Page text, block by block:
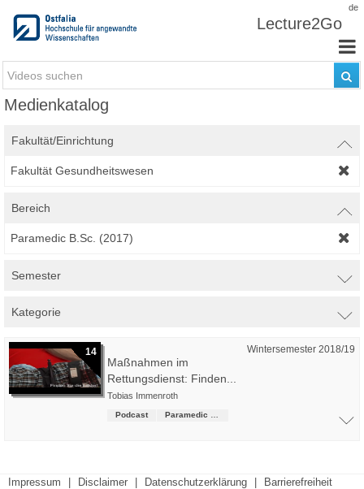
de
Lecture2Go
Medienkatalog
Fakultät/Einrichtung
Fakultät Gesundheitswesen
Bereich
Paramedic B.Sc. (2017)
Semester
Kategorie
14 Wintersemester 2018/19
Maßnahmen im
Rettungsdienst: Finden...
Tobias Immenroth
Podcast
Impressum Disclaimer Datenschutzerklärung Barrierefreiheit